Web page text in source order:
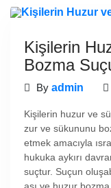
Kişilerin
Bozma
By admin
Kişilerin huzur ve
zur ve sükununu
etmek amacıyla
hukuka aykırı
suçtur. Suçun